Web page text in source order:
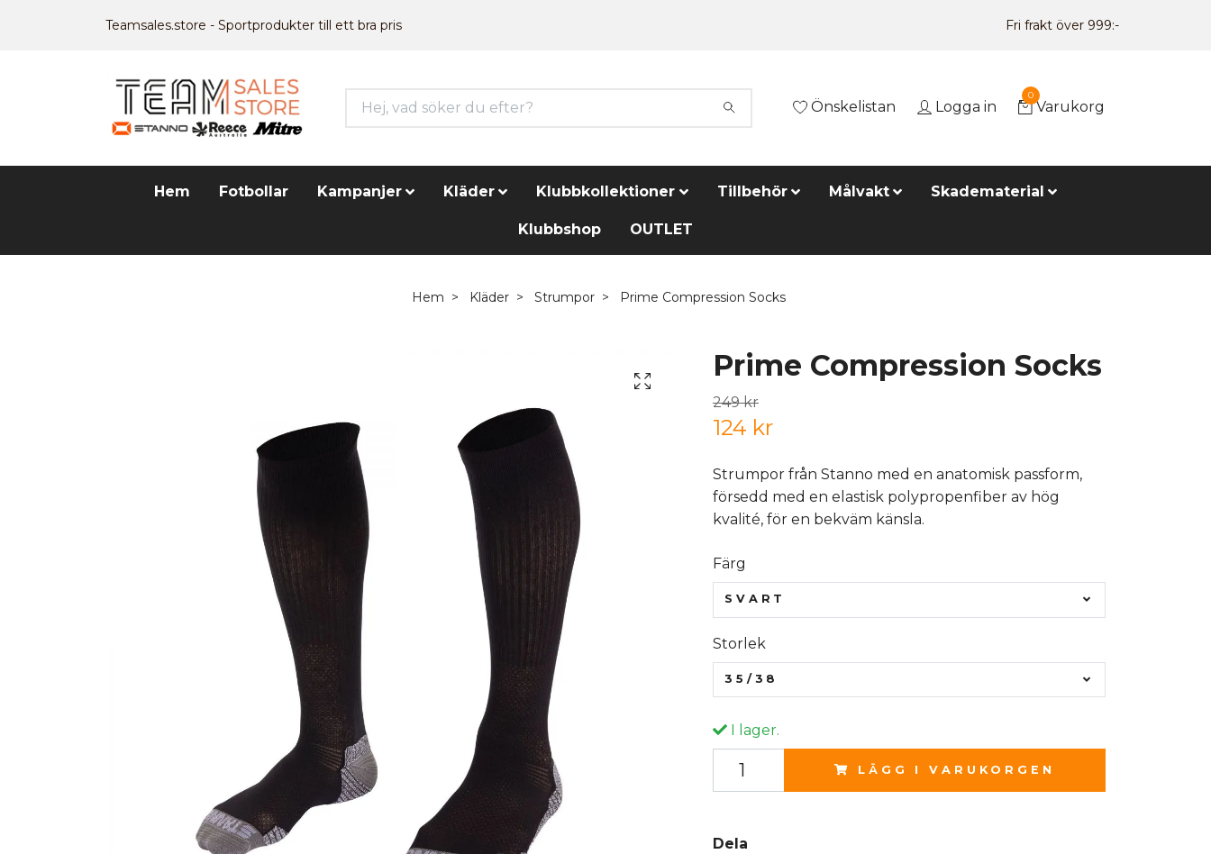
Teamsales.store - Sportprodukter till ett bra pris Fri frakt över 999:-
Önskelistan Logga in
0
Varukorg
Hem Fotbollar Kampanjer Kläder Klubbkollektioner Tillbehör Målvakt Skadematerial
Klubbshop OUTLET
Hem Kläder Strumpor Prime Compression Socks
Prime Compression Socks
249 kr
124 kr
Strumpor från Stanno med en anatomisk passform,
försedd med en elastisk polypropenfiber av hög
kvalité, för en bekväm känsla.
Färg
SVART
Storlek
35/38
I lager.
LÄGG I VARUKORGEN
Dela